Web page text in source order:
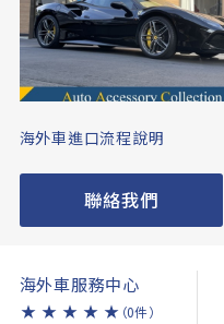
海外車進口流程說明
聯絡我們
海外車服務中心
★ ★ ★ ★ ★ （0件）